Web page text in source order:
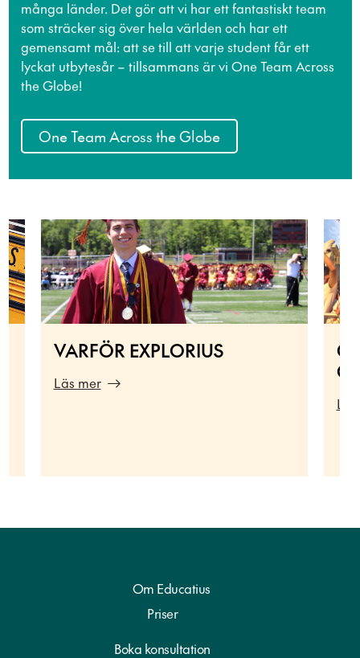
många länder. Det gör att vi har ett fantastiskt team
som sträcker sig över hela världen och har ett
gemensamt mål: att se till att varje student får ett
lyckat utbytesår – tillsammans är vi One Team Across
the Globe!
One Team Across the Globe
VARFÖR EXPLORIUS
Läs mer
Om Educatius
Priser
Boka konsultation